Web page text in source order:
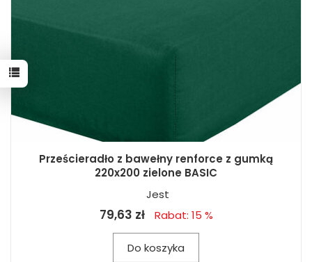
Prześcieradło z bawełny renforce z gumką
220x200 zielone BASIC
Jest
79,63 zł Rabat: 15 %
Do koszyka